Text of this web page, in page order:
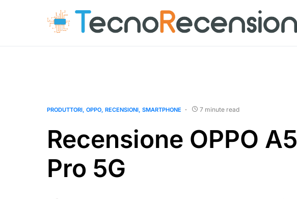
PRODUTTORI OPPO RECENSIONI SMARTPHONE 7 minute read
Recensione OPPO A5
Pro 5G